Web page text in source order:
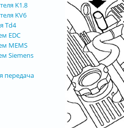
K1.8
KV6
Td4
EDC
MEMS
Siemens
передача